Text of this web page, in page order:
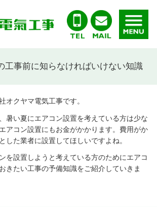
工事前に知らなければいけない知識
オクヤマ電気工事です。
暑い夏にエアコン設置を考えている方は少な
アコン設置にもお金がかかります。費用がか
した業者に設置してほしいですよね。
を設置しようと考えている方のためにエアコ
きたい工事の予備知識をご紹介していきま